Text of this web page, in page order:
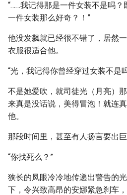
“……我记得那是一件女装不是吗
一件女装那么好奇？！”
他没发飙就已经很不错了，居然
衣服很适合他。
“光，我记得你曾经穿过女装不是
不是她爱吹，就司徒光（月亮）
来真是没话说，美得冒泡！就连
他。
那段时间里，甚至有人扬言要出巨
“你找死么？”
狭长的凤眼冷冷地传递出警告的
下，令兴致高昂的安娜紧急刹车